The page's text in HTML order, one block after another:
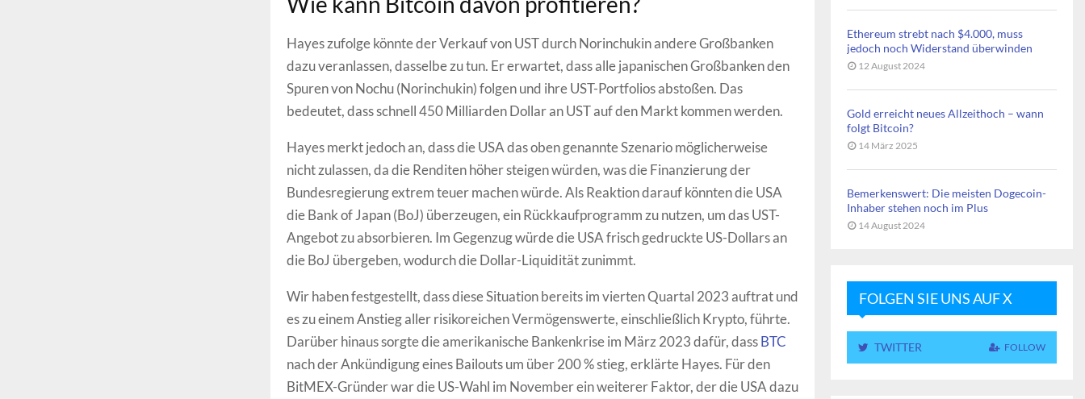
Hayes zufolge könnte der Verkauf von UST durch Norinchukin andere Großbanken
dazu veranlassen, dasselbe zu tun. Er erwartet, dass alle japanischen Großbanken den
Spuren von Nochu (Norinchukin) folgen und ihre UST-Portfolios abstoßen. Das
bedeutet, dass schnell 450 Milliarden Dollar an UST auf den Markt kommen werden.
Hayes merkt jedoch an, dass die USA das oben genannte Szenario möglicherweise
nicht zulassen, da die Renditen höher steigen würden, was die Finanzierung der
Bundesregierung extrem teuer machen würde. Als Reaktion darauf könnten die USA
die Bank of Japan (BoJ) überzeugen, ein Rückkaufprogramm zu nutzen, um das UST-
Angebot zu absorbieren. Im Gegenzug würde die USA frisch gedruckte US-Dollars an
die BoJ übergeben, wodurch die Dollar-Liquidität zunimmt.
Wir haben festgestellt, dass diese Situation bereits im vierten Quartal 2023 auftrat und
es zu einem Anstieg aller risikoreichen Vermögenswerte, einschließlich Krypto, führte.
Darüber hinaus sorgte die amerikanische Bankenkrise im März 2023 dafür, dassBTC
nach der Ankündigung eines Bailouts um über 200 % stieg, erklärte Hayes. Für den
BitMEX-Gründer war die US-Wahl im November ein weiterer Faktor, der die USA dazu
Ethereum strebt nach $4.000, muss
jedoch noch Widerstand überwinden
12 August 2024
Gold erreicht neues Allzeithoch – wann
folgt Bitcoin?
14 März 2025
Bemerkenswert: Die meisten Dogecoin-
Inhaber stehen noch im Plus
14 August 2024
FOLGEN SIE UNS AUF X
TWITTER FOLLOW